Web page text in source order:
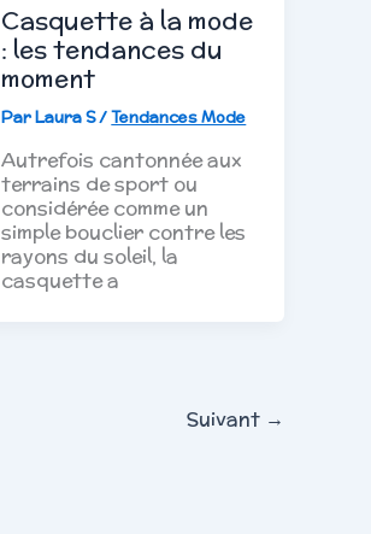
Casquette à la mode
: les tendances du
moment
ParLaura S/Tendances Mode
Autrefois cantonnée aux
terrains de sport ou
considérée comme un
simple bouclier contre les
rayons du soleil, la
casquette a
Suivant →